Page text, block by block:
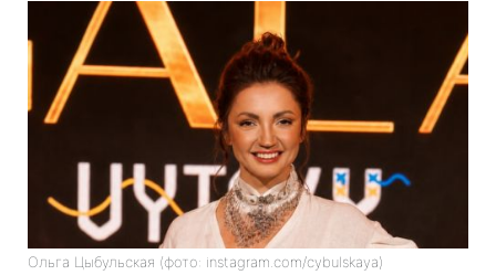
Ольга Цыбульская (фото: instagram.com/cybulskaya)